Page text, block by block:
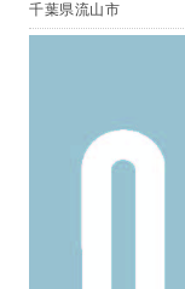
千葉県流山市